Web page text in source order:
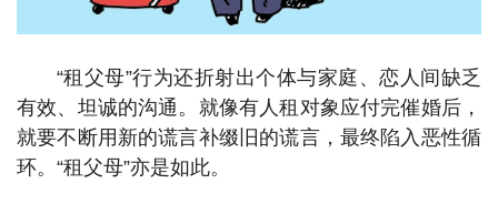
“租父母”行为还折射出个体与家庭、恋人间缺乏
有效、坦诚的沟通。就像有人租对象应付完催婚后，
就要不断用新的谎言补缀旧的谎言，最终陷入恶性循
环。“租父母”亦是如此。